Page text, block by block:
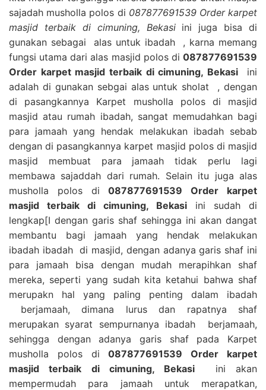
sajadah musholla polos di 087877691539 Order karpet
masjid terbaik di cimuning, Bekasiini juga bisa di
gunakan sebagai alas untuk ibadah , karna memang
fungsi utama dari alas masjid polos di 087877691539
Order karpet masjid terbaik di cimuning, Bekasiini
adalah di gunakan sebgai alas untuk sholat , dengan
di pasangkannya Karpet musholla polos di masjid
masjid atau rumah ibadah, sangat memudahkan bagi
para jamaah yang hendak melakukan ibadah sebab
dengan di pasangkannya karpet masjid polos di masjid
masjid membuat para jamaah tidak perlu lagi
membawa sajaddah dari rumah. Selain itu juga alas
musholla polos di087877691539 Order karpet
masjid terbaik di cimuning, Bekasi ini sudah di
lengkap[I dengan garis shaf sehingga ini akan dangat
membantu bagi jamaah yang hendak melakukan
ibadah ibadah di masjid, dengan adanya garis shaf ini
para jamaah bisa dengan mudah merapihkan shaf
mereka, seperti yang sudah kita ketahui bahwa shaf
merupakn hal yang paling penting dalam ibadah
berjamaah, dimana lurus dan rapatnya shaf
merupakan syarat sempurnanya ibadah berjamaah,
sehingga dengan adanya garis shaf pada Karpet
musholla polos di087877691539 Order karpet
masjid terbaik di cimuning, Bekasi ini akan
mempermudah para jamaah untuk merapatkan,